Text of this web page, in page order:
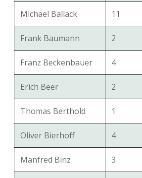
Michael Ballack 11
Frank Baumann 2
Franz Beckenbauer 4
Erich Beer 2
Thomas Berthold 1
Oliver Bierhoff 4
Manfred Binz 3